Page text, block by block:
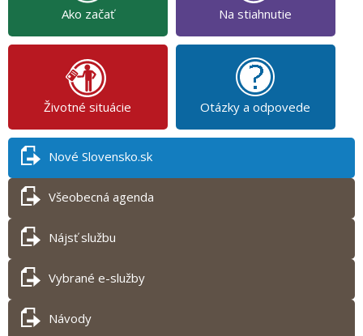
Ako začať Na stiahnutie
Životné situácie Otázky a odpovede
Nové Slovensko.sk
Všeobecná agenda
Nájsť službu
Vybrané e-služby
Návody